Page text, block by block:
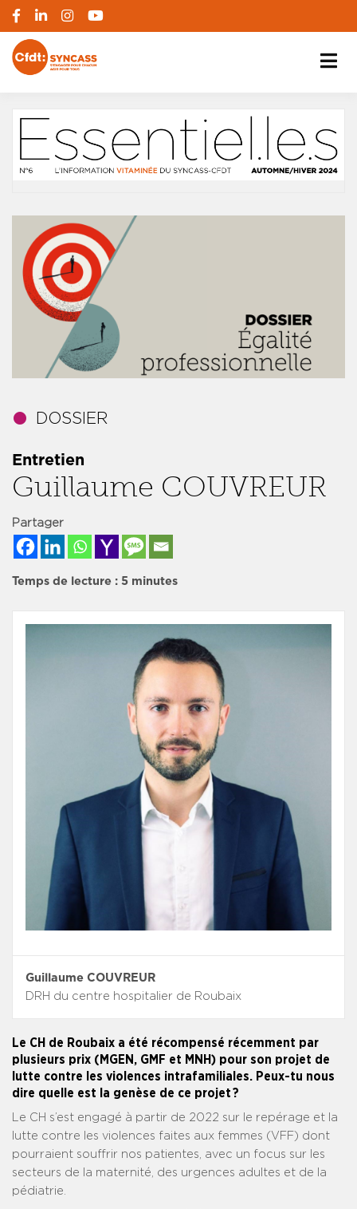
Entretien
Guillaume COUVREUR
Partager
Temps de lecture : 5 minutes
Guillaume COUVREUR
DRH du centre hospitalier de Roubaix
Le CH de Roubaix a été récompensé récemment par
plusieurs prix (MGEN, GMF et MNH) pour son projet de
lutte contre les violences intrafamiliales. Peux-tu nous
dire quelle est la genèse de ce projet ?
Le CH s’est engagé à partir de 2022 sur le repérage et la
lutte contre les violences faites aux femmes (VFF) dont
pourraient souffrir nos patientes, avec un focus sur les
secteurs de la maternité, des urgences adultes et de la
pédiatrie.